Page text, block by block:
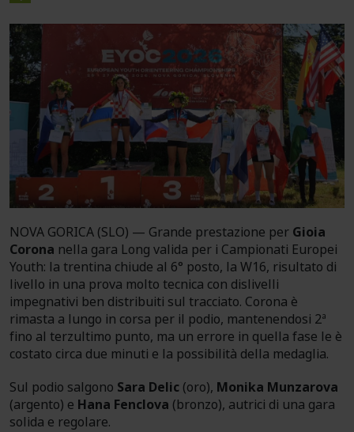
NOVA GORICA (SLO) — Grande prestazione per Gioia
Corona nella gara Long valida per i Campionati Europei
Youth: la trentina chiude al 6° posto, la W16, risultato di
livello in una prova molto tecnica con dislivelli
impegnativi ben distribuiti sul tracciato. Corona è
rimasta a lungo in corsa per il podio, mantenendosi 2ª
fino al terzultimo punto, ma un errore in quella fase le è
costato circa due minuti e la possibilità della medaglia.
Sul podio salgono Sara Delic (oro), Monika Munzarova
(argento) e Hana Fenclova (bronzo), autrici di una gara
solida e regolare.